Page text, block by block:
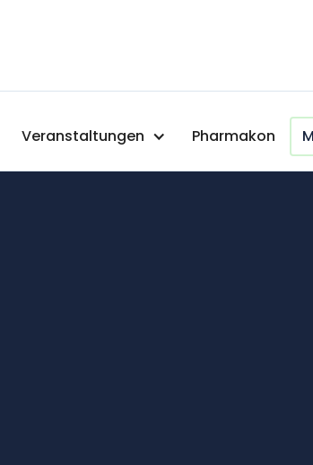
Veranstaltungen Pharmakon